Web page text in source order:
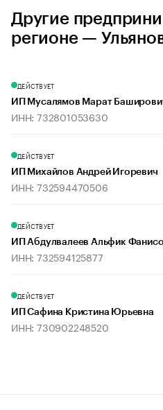
Другие
регионе —
ДЕЙСТВУЕТ
ИП Мусалямов Марат
ИНН: 732801053630
ДЕЙСТВУЕТ
ИП Михайлов Андрей Игоревич
ИНН: 732594470506
ДЕЙСТВУЕТ
ИП Абдулвалеев Альфик
ИНН: 732594125877
ДЕЙСТВУЕТ
ИП Сафина Кристина Юрьевна
ИНН: 730902248520